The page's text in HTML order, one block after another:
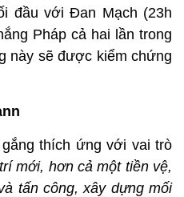
đầu với Đan Mạch (23h
Pháp cả hai lần trong
này sẽ được kiểm chứng
thích ứng với vai trò
mới, hơn cả một tiền vệ,
tấn công, xây dựng mối